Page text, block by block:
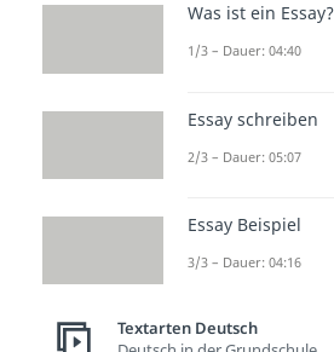
Hauptfigur
gedacht
Adjektive:
in die
verwende
Wiewörter
nur, was
Was ist ein Essay?
1/3 – Dauer: 04:40
Essay schreiben
2/3 – Dauer: 05:07
Essay Beispiel
3/3 – Dauer: 04:16
Textarten Deutsch